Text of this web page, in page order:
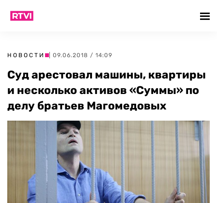
НОВОСТИ | 09.06.2018 / 14:09
Суд арестовал машины, квартиры
и несколько активов «Суммы» по
делу братьев Магомедовых